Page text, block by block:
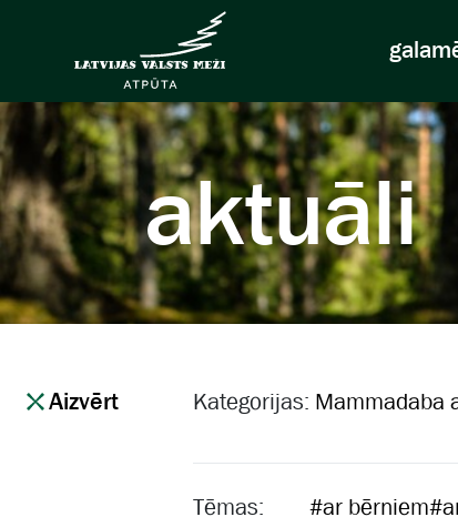
aktuāli
Aizvērt Kategorijas: Mammadaba
Tēmas: #ar bērniem#